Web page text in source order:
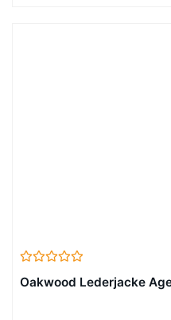
Oakwood Lederjacke